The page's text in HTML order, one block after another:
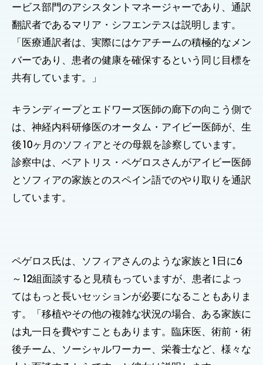
ービス部門のアシスタントマネージャーであり、通訳
翻訳者であるマリア・シフエンテスは説明します。
「医療通訳者は、実際にはケアチームの積極的なメン
バーであり、患者の健康を確保するという同じ目標を
共有しています。」
キランディープとエドワーズ医師の廊下の向こう側で
は、神経内科研修医のオータム・アイビー医師が、生
後10ヶ月のソフィアとその母親を診察しています。
診察中は、ベアトリス・ペゲロスさんがアイビー医師
とソフィアの家族とのスペイン語でのやり取りを通訳
しています。
ペゲロス氏は、ソフィアさんのような家族と1日に6
～12組面談すると見積もっていますが、患者によっ
てはもっと長いセッションが必要になることもありま
す。「移植やその他の複雑な状況の場合、ある家族に
は丸一日を費やすこともあります。臨床医、術前・術
後チーム、ソーシャルワーカー、栄養士など、様々な